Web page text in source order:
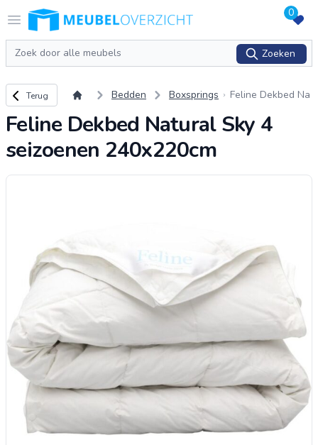
Open menu
Logo Meubeloverzicht.nl 0
Zoeken
Zoeken
Terug naar overzicht
Terug Bedden Boxsprings
Feline Dekbed Na
nen 240x220cm
Feline Dekbed Natural Sky 4
seizoenen 240x220cm